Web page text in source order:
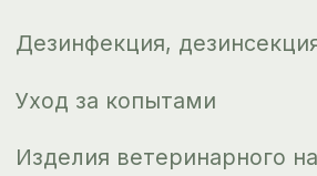
ips66@bk.ru
Контакты